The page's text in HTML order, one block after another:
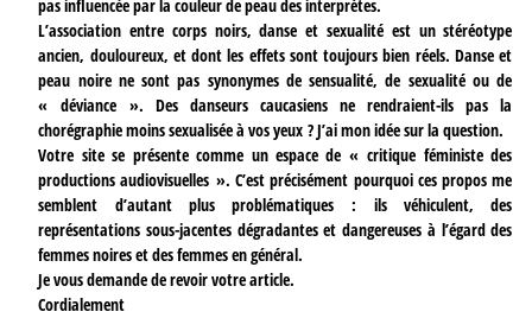
pas influencée par la couleur de peau des interprètes.
L’association entre corps noirs, danse et sexualité est un stéréotype
ancien, douloureux, et dont les effets sont toujours bien réels. Danse et
peau noire ne sont pas synonymes de sensualité, de sexualité ou de
« déviance ». Des danseurs caucasiens ne rendraient-ils pas la
chorégraphie moins sexualisée à vos yeux ? J’ai mon idée sur la question.
Votre site se présente comme un espace de « critique féministe des
productions audiovisuelles ». C’est précisément pourquoi ces propos me
semblent d’autant plus problématiques : ils véhiculent, des
représentations sous-jacentes dégradantes et dangereuses à l’égard des
femmes noires et des femmes en général.
Je vous demande de revoir votre article.
Cordialement